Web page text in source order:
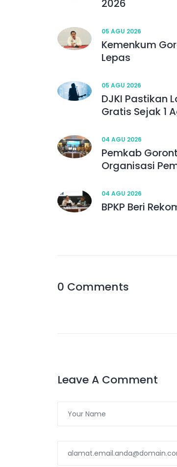
2026
05 AGU 2026
Kemenkum
Lepas
05 AGU 2026
DJKI Pastikan
Gratis Sejak 1
04 AGU 2026
Pemkab
Organisasi
04 AGU 2026
BPKP Beri
0 Comments
Leave A Comment